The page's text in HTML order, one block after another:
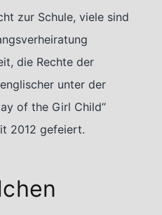
zur Schule, viele sind
die Rechte der
unter der
of the Girl Child“
2012 gefeiert.